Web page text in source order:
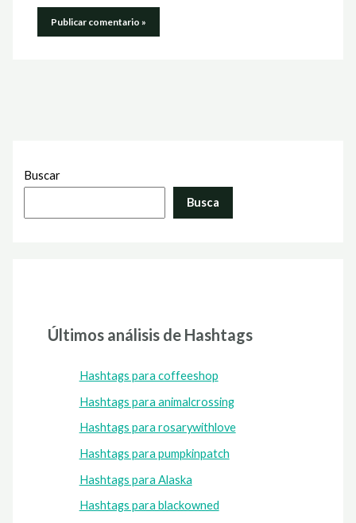
Buscar
Busca
Últimos análisis de Hashtags
Hashtags para coffeeshop
Hashtags para animalcrossing
Hashtags para rosarywithlove
Hashtags para pumpkinpatch
Hashtags para Alaska
Hashtags para blackowned